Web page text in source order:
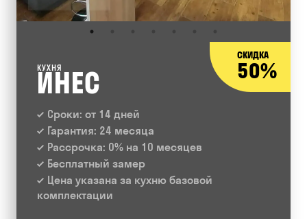
СКИДКА
50%
КУХНЯ
ИНЕС
Сроки: от 14 дней
Гарантия: 24 месяца
Рассрочка: 0% на 10 месяцев
Бесплатный замер
Цена указана за кухню базовой
комплектации